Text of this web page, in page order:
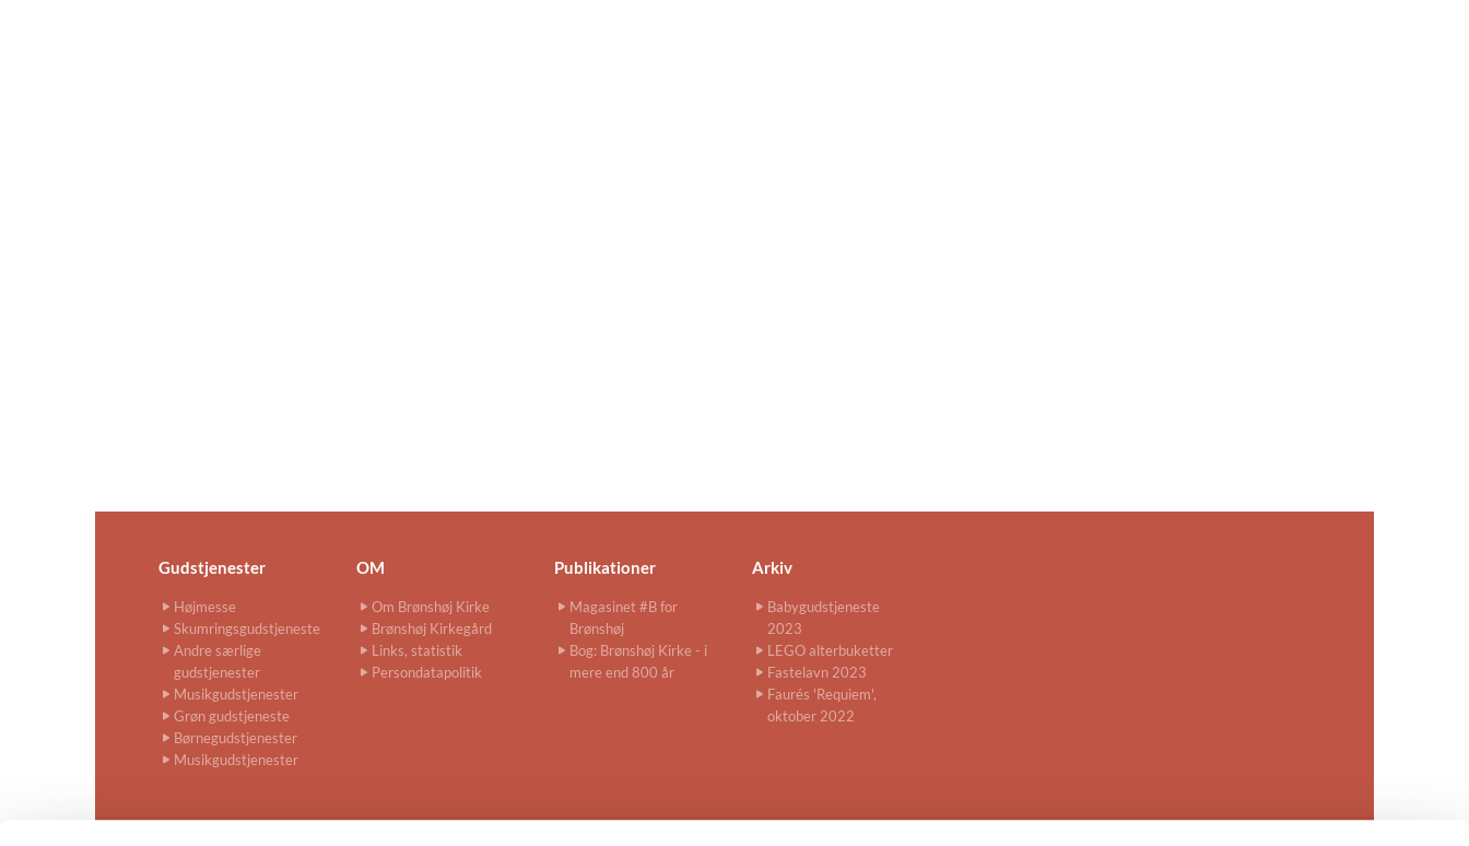
Gudstjenester
Højmesse
Skumringsgudstjeneste
Andre særlige
gudstjenester
Musikgudstjenester
Grøn gudstjeneste
Børnegudstjenester
Musikgudstjenester
OM
Om Brønshøj Kirke
Brønshøj Kirkegård
Links, statistik
Persondatapolitik
Publikationer
Magasinet #B for
Brønshøj
Bog: Brønshøj Kirke - i
mere end 800 år
Arkiv
Babygudstjeneste
2023
LEGO alterbuketter
Fastelavn 2023
Faurés 'Requiem',
oktober 2022